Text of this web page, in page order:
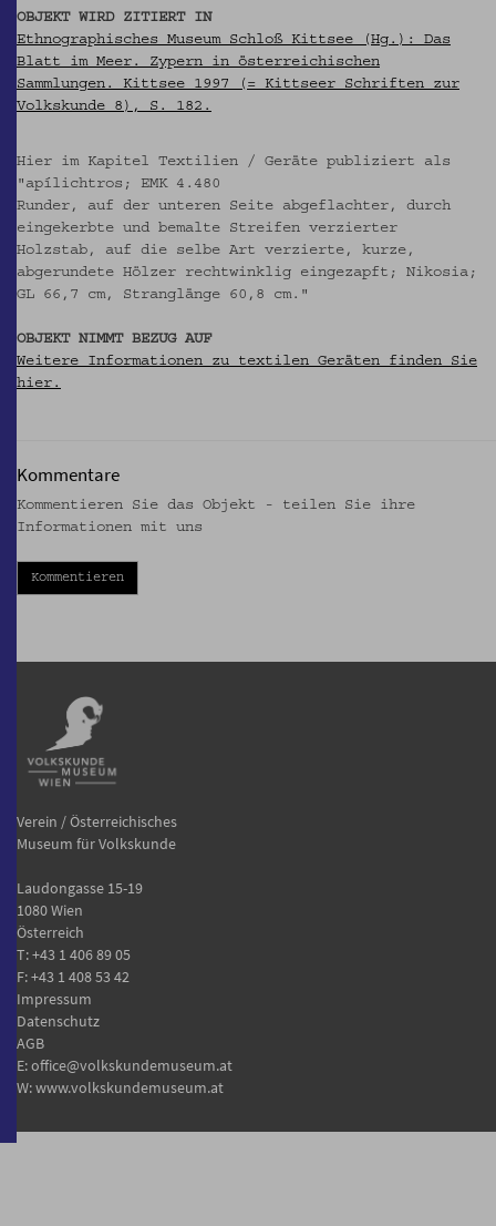
OBJEKT WIRD ZITIERT IN
Ethnographisches Museum Schloß Kittsee (Hg.): Das
Blatt im Meer. Zypern in österreichischen
Sammlungen. Kittsee 1997 (= Kittseer Schriften zur
Volkskunde 8), S. 182.
Hier im Kapitel Textilien / Geräte publiziert als
"apílichtros; EMK 4.480
Runder, auf der unteren Seite abgeflachter, durch
eingekerbte und bemalte Streifen verzierter
Holzstab, auf die selbe Art verzierte, kurze,
abgerundete Hölzer rechtwinklig eingezapft; Nikosia;
GL 66,7 cm, Stranglänge 60,8 cm."
OBJEKT NIMMT BEZUG AUF
Weitere Informationen zu textilen Geräten finden Sie
hier.
Kommentare
Kommentieren Sie das Objekt - teilen Sie ihre
Informationen mit uns
Kommentieren
Verein / Österreichisches
Museum für Volkskunde
Laudongasse 15-19
1080 Wien
Österreich
T:+43 1 406 89 05
F: +43 1 408 53 42
Impressum
Datenschutz
AGB
E:office@volkskundemuseum.at
W:www.volkskundemuseum.at